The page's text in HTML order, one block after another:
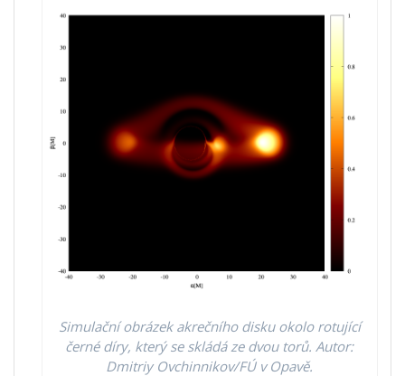
Simulační obrázek akrečního disku okolo rotující
černé díry, který se skládá ze dvou torů. Autor:
Dmitriy Ovchinnikov/FÚ v Opavě.